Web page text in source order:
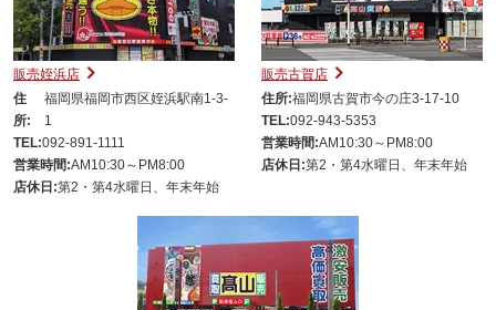
販売姪浜店
住
所:
福岡県福岡市西区姪浜駅南1-3-
1
TEL:092-891-1111
営業時間:AM10:30～PM8:00
店休日:第2・第4水曜日、年末年始
販売古賀店
住所:福岡県古賀市今の庄3-17-10
TEL:092-943-5353
営業時間:AM10:30～PM8:00
店休日:第2・第4水曜日、年末年始